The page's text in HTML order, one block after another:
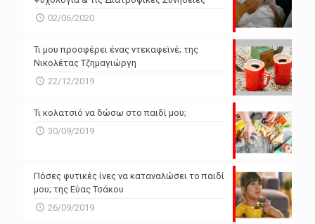
02/06/2020
Τι μου προσφέρει ένας ντεκαφεϊνέ; της
Νικολέτας Τζημαγιώργη
22/12/2019
Τι κολατσιό να δώσω στο παιδί μου;
30/09/2019
Πόσες φυτικές ίνες να καταναλώσει το παιδί
μου; της Εύας Τσάκου
26/09/2019